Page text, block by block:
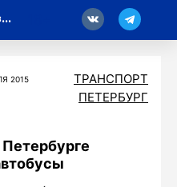
Врач-ортодонт назвала самые вредные напитки для здоровья зубов
2015
ТРАНСПОРТ
ПЕТЕРБУРГ